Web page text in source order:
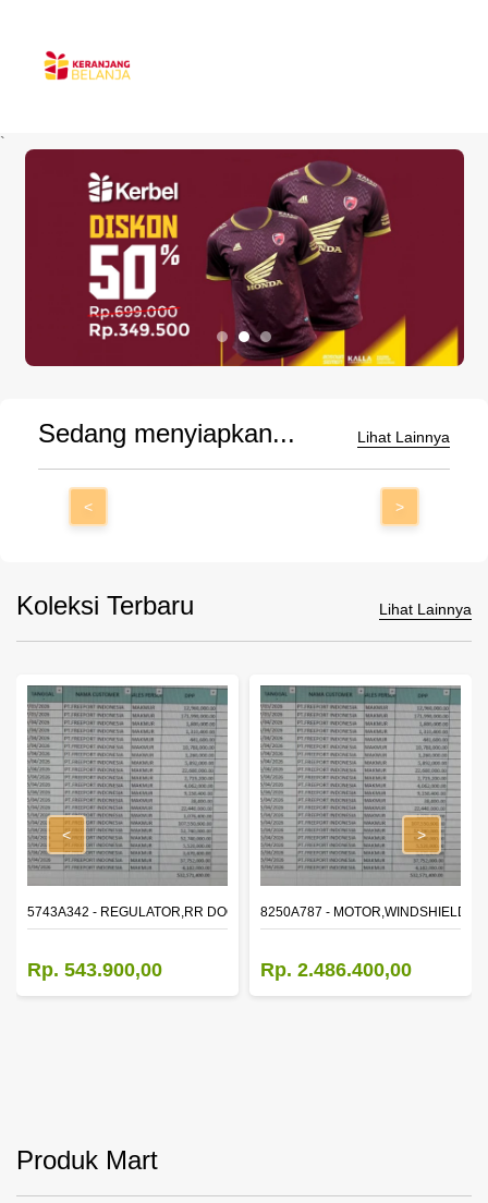
`
Sedang menyiapkan... Lihat Lainnya
< >
Koleksi Terbaru Lihat Lainnya
WINDOW,LH
5743A342 - REGULATOR,RR DOOR WINDOW,RH
Rp. 543.900,00
8250A787 - MOTOR,WINDSHIELD
Rp. 2.486.400,00
< >
Produk Mart